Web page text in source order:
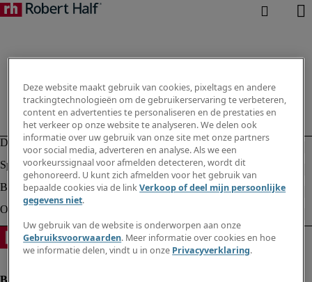
Deze website maakt gebruik van cookies, pixeltags en andere
trackingtechnologieën om de gebruikerservaring te verbeteren,
content en advertenties te personaliseren en de prestaties en
het verkeer op onze website te analyseren. We delen ook
informatie over uw gebruik van onze site met onze partners
voor social media, adverteren en analyse. Als we een
voorkeurssignaal voor afmelden detecteren, wordt dit
gehonoreerd. U kunt zich afmelden voor het gebruik van
bepaalde cookies via de linkVerkoop of deel mijn persoonlijke
gegevens niet.
Uw gebruik van de website is onderworpen aan onze
Gebruiksvoorwaarden. Meer informatie over cookies en hoe
we informatie delen, vindt u in onze Privacyverklaring.